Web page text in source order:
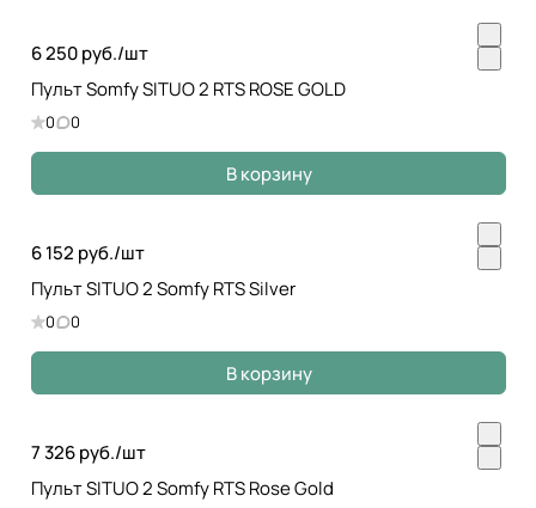
6 250 руб./шт
Пульт Somfy SITUO 2 RTS ROSE GOLD
0 0
В корзину
6 152 руб./шт
Пульт SITUO 2 Somfy RTS Silver
0 0
В корзину
7 326 руб./шт
Пульт SITUO 2 Somfy RTS Rose Gold